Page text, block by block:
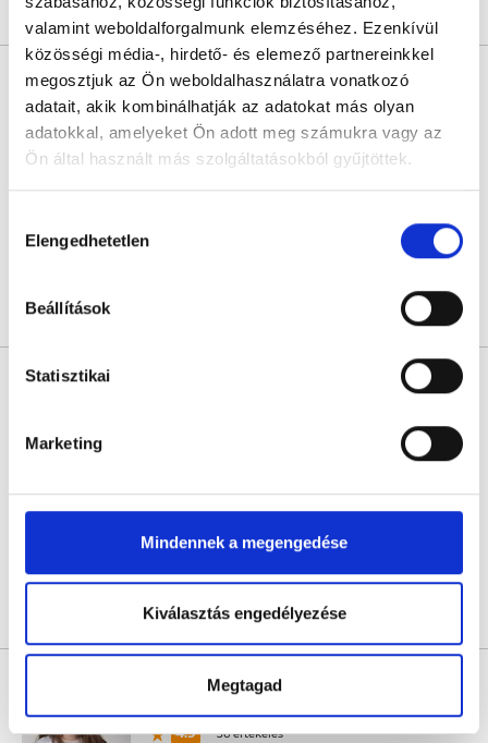
valamint weboldalforgalmunk elemzéséhez. Ezenkívül
közösségi média-, hirdető- és elemező partnereinkkel
megosztjuk az Ön weboldalhasználatra vonatkozó
adatait, akik kombinálhatják az adatokat más olyan
adatokkal, amelyeket Ön adott meg számukra vagy az
Ön által használt más szolgáltatásokból gyűjtöttek.
szabályzat:https://foglaljorvost.hu/info/foglaljorvost-
kiválasztása
Elengedhetetlen
Beállítások
Statisztikai
Marketing
Mindennek a megengedése
Kiválasztás engedélyezése
Megtagad
Árlista Összes időpont
Dr. Kencs Alexandra
Nőgyógyász
5.0
4 értékelés
L33 Medical Corvin
Következő időpont:
Árlista Profil
Következő időpont: augusztus 11.
Összes időpont
Dr. Vető Anna Zóra
4.9
36 értékelés